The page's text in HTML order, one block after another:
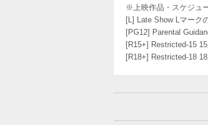
※上映作品・スケジュ
[L] Late Show Lマーク
[PG12] Parental
[R15+] Restricted-15
[R18+] Restricted-18